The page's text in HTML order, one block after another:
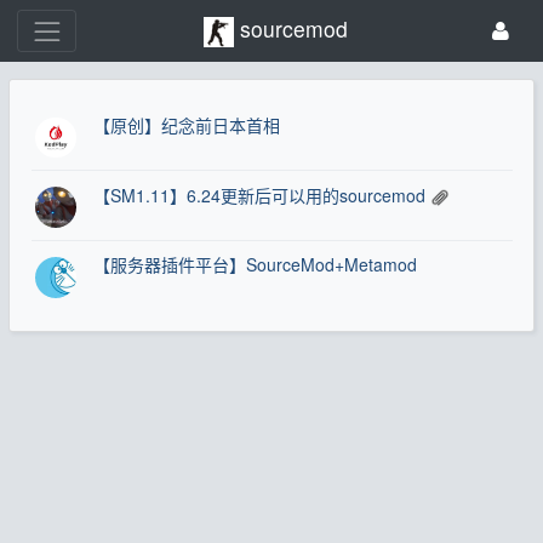
sourcemod
【原创】纪念前日本首相
【SM1.11】6.24更新后可以用的sourcemod
【服务器插件平台】SourceMod+Metamod